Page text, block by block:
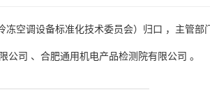
冻空调设备标准化技术委员会）归口 ，主管部
公司 、 合肥通用机电产品检测院有限公司 。